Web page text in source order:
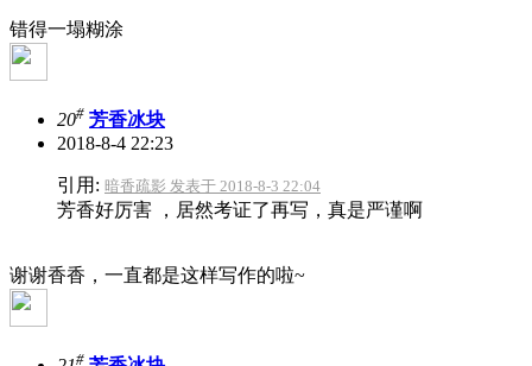
错得一塌糊涂
20# 芳香冰块
2018-8-4 22:23
引用: 暗香疏影 发表于 2018-8-3 22:04
芳香好厉害 ，居然考证了再写，真是严谨啊
谢谢香香，一直都是这样写作的啦~
#